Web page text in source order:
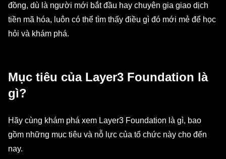
đồng, dù là người mới bắt đầu hay chuyên gia giao dịch
tiền mã hóa, luôn có thể tìm thấy điều gì đó mới mẻ để học
hỏi và khám phá.
Mục tiêu của Layer3 Foundation là
gì?
Hãy cùng khám phá xem Layer3 Foundation là gì, bao
gồm những mục tiêu và nỗ lực của tổ chức này cho đến
nay.